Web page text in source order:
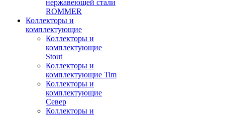
нержавеющей стали
ROMMER
Коллекторы и
комплектующие
Коллекторы и
комплектующие
Stout
Коллекторы и
комплектующие Tim
Коллекторы и
комплектующие
Север
Коллекторы и